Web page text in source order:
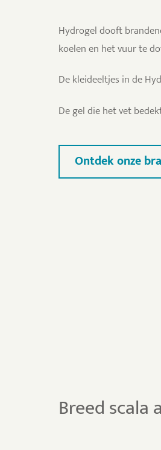
Hydrogel dooft
koelen en het vuur te
De kleideeltjes in de
De gel die het vet
Ontdek onze
Breed scala